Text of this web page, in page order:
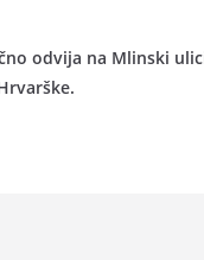
odvija na Mlinski